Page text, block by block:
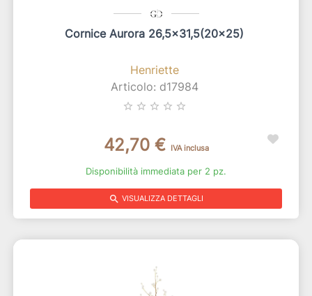
Cornice Aurora 26,5x31,5(20x25)
Henriette
Articolo: d17984
star_border star_border star_border star_border star_border
42,70 € IVA inclusa
Disponibilità immediata per 2 pz.
search VISUALIZZA DETTAGLI